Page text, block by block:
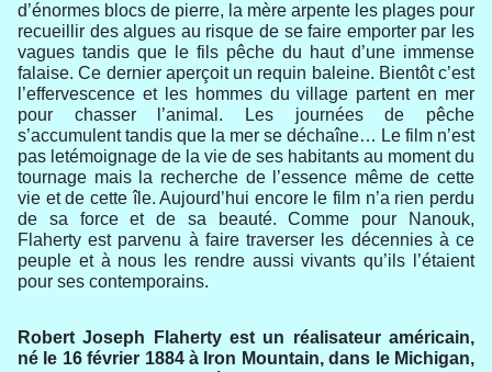
d’énormes blocs de pierre, la mère arpente les plages pour
recueillir des algues au risque de se faire emporter par les
vagues tandis que le fils pêche du haut d’une immense
falaise. Ce dernier aperçoit un requin baleine. Bientôt c’est
l’effervescence et les hommes du village partent en mer
pour chasser l’animal. Les journées de pêche
s’accumulent tandis que la mer se déchaîne… Le film n’est
pas letémoignage de la vie de ses habitants au moment du
tournage mais la recherche de l’essence même de cette
vie et de cette île. Aujourd’hui encore le film n’a rien perdu
de sa force et de sa beauté. Comme pour Nanouk,
Flaherty est parvenu à faire traverser les décennies à ce
peuple et à nous les rendre aussi vivants qu’ils l’étaient
pour ses contemporains.
Robert Joseph Flaherty est un réalisateur américain,
né le 16 février 1884 à Iron Mountain, dans le Michigan,